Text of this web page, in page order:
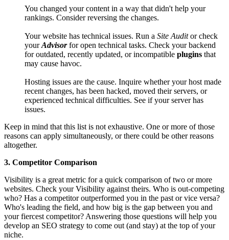
You changed your content in a way that didn't help your
rankings. Consider reversing the changes.
Your website has technical issues. Run a Site Auditor check
yourAdvisorfor open technical tasks. Check your backend
for outdated, recently updated, or incompatible plugins that
may cause havoc.
Hosting issues are the cause. Inquire whether your host made
recent changes, has been hacked, moved their servers, or
experienced technical difficulties. See if your server has
issues.
Keep in mind that this list is not exhaustive. One or more of those
reasons can apply simultaneously, or there could be other reasons
altogether.
3. Competitor Comparison
Visibility is a great metric for a quick comparison of two or more
websites. Check your Visibility against theirs. Who is out-competing
who? Has a competitor outperformed you in the past or vice versa?
Who's leading the field, and how big is the gap between you and
your fiercest competitor? Answering those questions will help you
develop an SEO strategy to come out (and stay) at the top of your
niche.